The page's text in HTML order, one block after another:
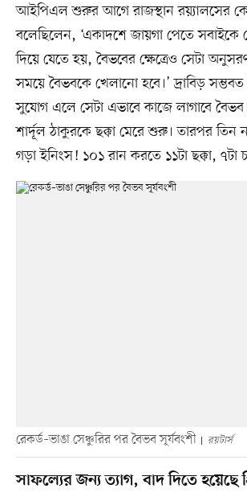
আইপিএল শুরুর আগে রাজস্থান রয়্যালসের
বলেছিলেন, ‘একাদশে জায়গা পেতে সবাইকে
দিয়ে যেতে হয়, বৈভবের ক্ষেত্রেও সেটা
সময়ে বৈভবকে খেলানো হবে।’ দ্রাবিড়
সুযোগ এলে সেটা এভাবে কাজে লাগাবে
শার্দূল ঠাকুরকে ছক্কা মেরে শুরু। তারপর তিন
গড়া ইনিংস! ১০১ রান করতে ১১টা ছক্কা, ৭টা
রেকর্ড–ভাঙা সেঞ্চুরির পর বৈভব সূর্যবংশী রয়টার্স
সাফল্যের জন্য ত্যাগ, বাদ দিতে হয়েছে